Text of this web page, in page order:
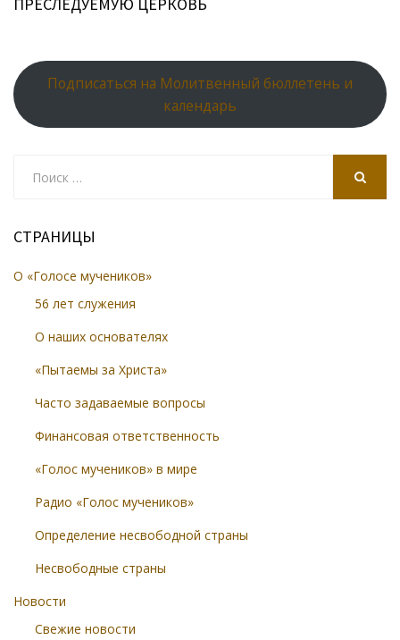
Подписаться на Молитвенный бюллетень и
календарь
СТРАНИЦЫ
О «Голосе мучеников»
56 лет служения
О наших основателях
«Пытаемы за Христа»
Часто задаваемые вопросы
Финансовая ответственность
«Голос мучеников» в мире
Радио «Голос мучеников»
Определение несвободной страны
Несвободные страны
Новости
Свежие новости